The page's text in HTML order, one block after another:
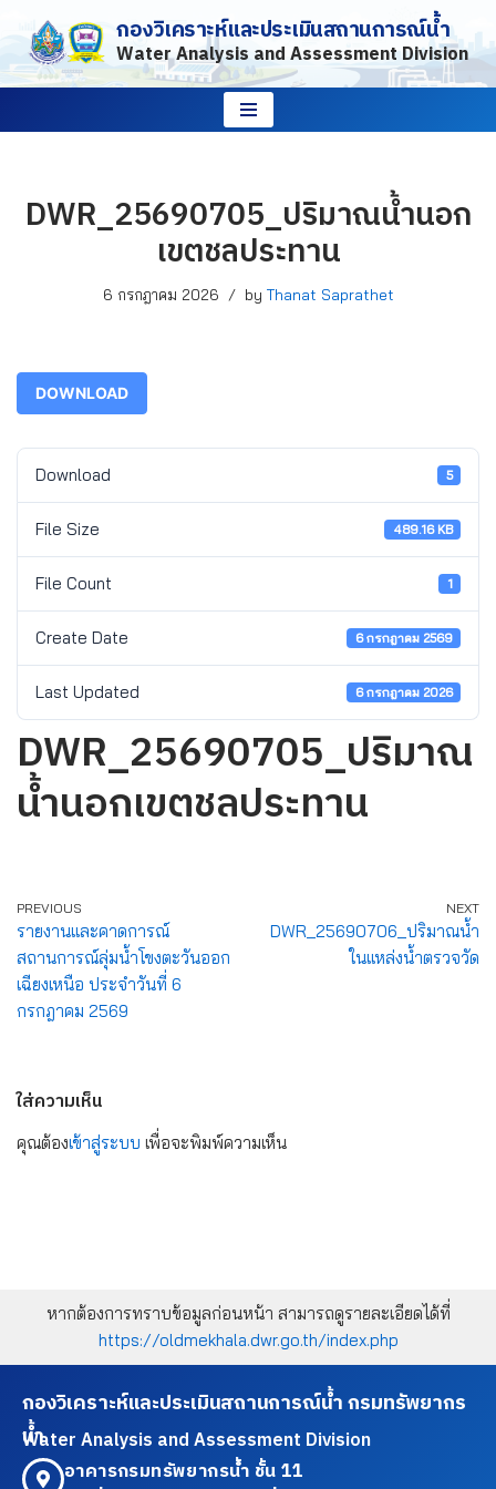
Skip
to
กองวิเคราะห์และประเมินสถานการณ์น้ำ
Water Analysis and Assessment Division
DWR_25690705_ปริมาณน้ำนอก
เขตชลประทาน
6 กรกฎาคม 2026 by Thanat Saprathet
DOWNLOAD
Download 5
File Size 489.16 KB
File Count 1
Create Date 6 กรกฎาคม 2569
Last Updated 6 กรกฎาคม 2026
DWR_25690705_ปริมาณ
น้ำนอกเขตชลประทาน
PREVIOUS
รายงานและคาดการณ์
สถานการณ์ลุ่มน้ำโขงตะวันออก
เฉียงเหนือ ประจำวันที่ 6
กรกฎาคม 2569
NEXT
DWR_25690706_ปริมาณน้ำ
ในแหล่งน้ำตรวจวัด
ใส่ความเห็น
คุณต้องเข้าสู่ระบบ เพื่อจะพิมพ์ความเห็น
หากต้องการทราบข้อมูลก่อนหน้า สามารถดูรายละเอียดได้ที่
https://oldmekhala.dwr.go.th/index.php
กองวิเคราะห์และประเมินสถานการณ์น้ำ กรมทรัพยากร
น้ำ
Water Analysis and Assessment Division
อาคารกรมทรัพยากรน้ำ ชั้น 11